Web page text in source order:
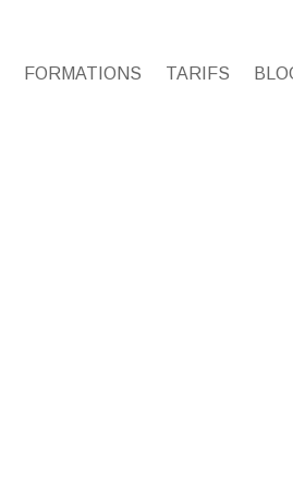
FORMATIONS TARIFS